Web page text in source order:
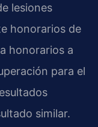
lesiones
honorarios de
honorarios a
para el
similar.